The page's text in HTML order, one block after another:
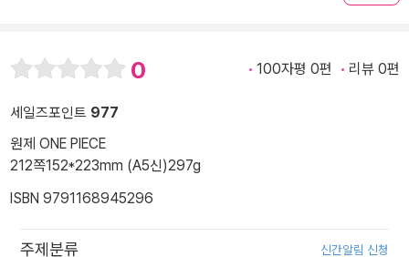
0 100자평 0편 리뷰 0편
세일즈포인트 977
원제 ONE PIECE
212쪽152*223mm (A5신)297g
ISBN 9791168945296
주제분류 신간알림 신청